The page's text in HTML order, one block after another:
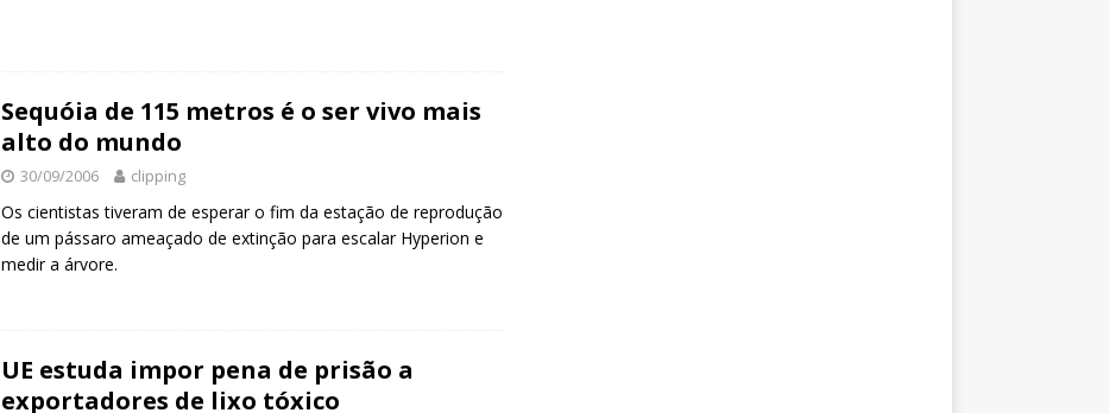
Sequóia de 115 metros é o ser vivo mais
alto do mundo
30/09/2006 clipping
Os cientistas tiveram de esperar o fim da estação de reprodução
de um pássaro ameaçado de extinção para escalar Hyperion e
medir a árvore.
UE estuda impor pena de prisão a
exportadores de lixo tóxico